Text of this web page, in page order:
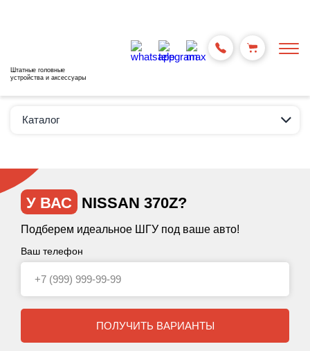
Штатные головные
устройства и аксессуары
Каталог
У ВАС NISSAN 370Z?
Подберем идеальное ШГУ под ваше авто!
Ваш телефон
ПОЛУЧИТЬ ВАРИАНТЫ